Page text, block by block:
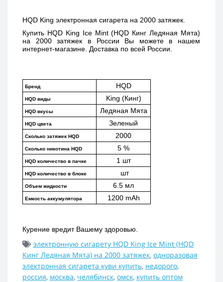
HQD King электронная сигарета на 2000 затяжек.
Купить
на 2000 затяжек в России Вы можете в нашем
интернет-магазине. Доставка по всей России.
Бренд HQD
HQD виды King (Кинг)
HQD вкусы Ледяная Мята
HQD цвета Зеленый
Сколько затяжек HQD 2000
Сколько никотина HQD 5 %
HQD количество в пачке 1 шт
HQD количество в блоке шт
Объем жидкости 6.5 мл
Емкость аккумулятора 1200 mAh
Курение вредит Вашему здоровью.
электронную сигарету HQD King Ice Mint (HQD
Кинг Ледяная Мята) на 2000 затяжек, одноразовая
электронная сигарета куви купить, недорого,
россия, москва, челябинск, омск, купить оптом